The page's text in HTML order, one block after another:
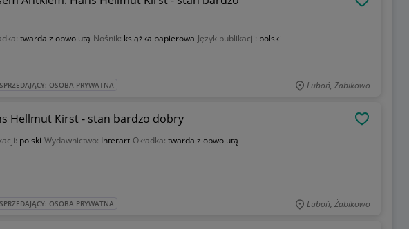
twarda z obwolutą Nośnik: książka papierowa Język publikacji: polski
SPRZEDAJĄCY: OSOBA PRYWATNA Luboń, Żabikowo
Hellmut Kirst - stan bardzo dobry
polski Wydawnictwo: Interart Okładka: twarda z obwolutą
SPRZEDAJĄCY: OSOBA PRYWATNA Luboń, Żabikowo